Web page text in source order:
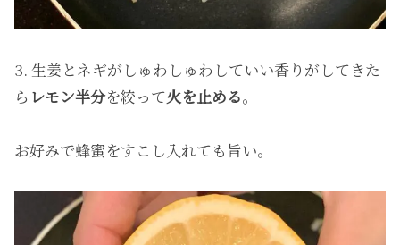
3. 生姜とネギがしゅわしゅわしていい香りがしてきた
ら レモン半分を絞って火を止める。
お好みで蜂蜜をすこし入れても旨い。